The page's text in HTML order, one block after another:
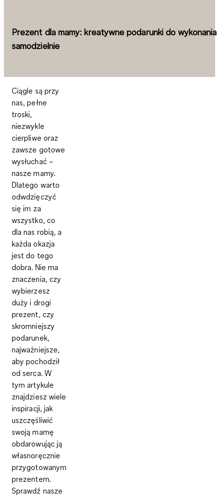
Prezent dla mamy: kreatywne podarunki do wykonania
samodzielnie
Ciągle są przy
nas, pełne
troski,
niezwykle
cierpliwe oraz
zawsze gotowe
wysłuchać –
nasze mamy.
Dlatego warto
odwdzięczyć
się im za
wszystko, co
dla nas robią, a
każda okazja
jest do tego
dobra. Nie ma
znaczenia, czy
wybierzesz
duży i drogi
prezent, czy
skromniejszy
podarunek,
najważniejsze,
aby pochodził
od serca. W
tym artykule
znajdziesz wiele
inspiracji, jak
uszczęśliwić
swoją mamę
obdarowując ją
własnoręcznie
przygotowanym
prezentem.
Sprawdź nasze